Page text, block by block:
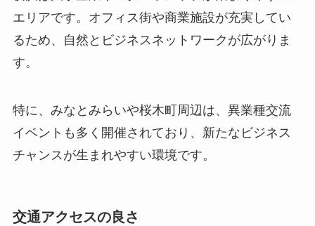
エリアです。オフィス街や商業施設が充実してい
るため、自然とビジネスネットワークが広がりま
す。
特に、みなとみらいや桜木町周辺は、異業種交流
イベントも多く開催されており、新たなビジネス
チャンスが生まれやすい環境です。
交通アクセスの良さ